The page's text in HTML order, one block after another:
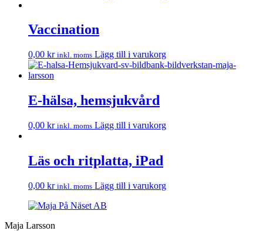
Vaccination
0,00 kr inkl. moms Lägg till i varukorg
E-hälsa, hemsjukvård
0,00 kr inkl. moms Lägg till i varukorg
Läs och ritplatta, iPad
0,00 kr inkl. moms Lägg till i varukorg
Maja Larsson